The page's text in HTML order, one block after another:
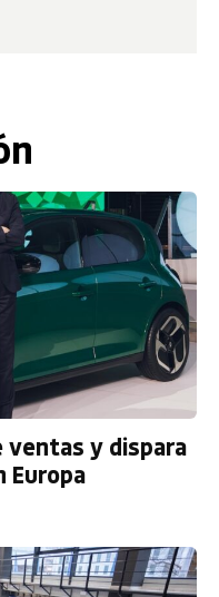
ventas y dispara
Europa